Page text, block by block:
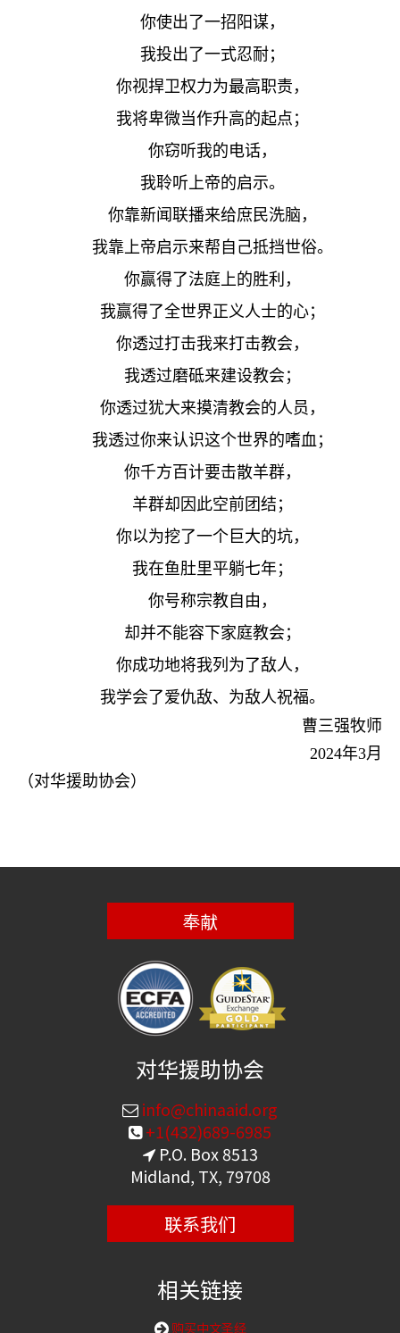
你使出了一招阳谋，
我投出了一式忍耐；
你视捍卫权力为最高职责，
我将卑微当作升高的起点；
你窃听我的电话，
我聆听上帝的启示。
你靠新闻联播来给庶民洗脑，
我靠上帝启示来帮自己抵挡世俗。
你赢得了法庭上的胜利，
我赢得了全世界正义人士的心；
你透过打击我来打击教会，
我透过磨砥来建设教会；
你透过犹大来摸清教会的人员，
我透过你来认识这个世界的嗜血；
你千方百计要击散羊群，
羊群却因此空前团结；
你以为挖了一个巨大的坑，
我在鱼肚里平躺七年；
你号称宗教自由，
却并不能容下家庭教会；
你成功地将我列为了敌人，
我学会了爱仇敌、为敌人祝福。
曹三强牧师
2024年3月
（对华援助协会）
奉献
对华援助协会
info@chinaaid.org
+1(432)689-6985
P.O. Box 8513
Midland, TX, 79708
联系我们
相关链接
购买中文圣经